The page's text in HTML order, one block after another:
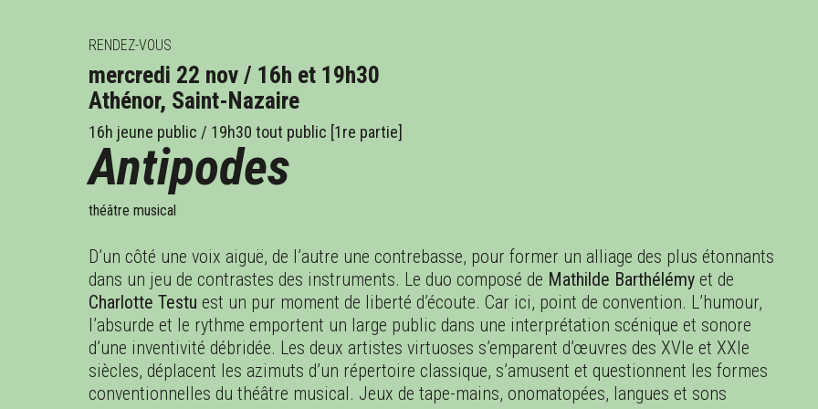
OCT. NOV. DÉC.
RENDEZ-VOUS
mercredi 22 nov / 16h et 19h30
Athénor, Saint-Nazaire
16h jeune public / 19h30 tout public [1re partie]
Antipodes
théâtre musical
D’un côté une voix aiguë, de l’autre une contrebasse, pour former un alliage des plus étonnants
dans un jeu de contrastes des instruments. Le duo composé de Mathilde Barthélémy et de
Charlotte Testu est un pur moment de liberté d’écoute. Car ici, point de convention. L’humour,
l’absurde et le rythme emportent un large public dans une interprétation scénique et sonore
d’une inventivité débridée. Les deux artistes virtuoses s’emparent d’œuvres des XVIe et XXIe
siècles, déplacent les azimuts d’un répertoire classique, s’amusent et questionnent les formes
conventionnelles du théâtre musical. Jeux de tape-mains, onomatopées, langues et sons